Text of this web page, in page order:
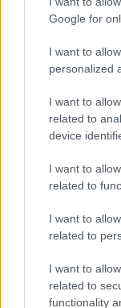
Google for
I want to
personalized
I want to
related to
device
I want to
related to
I want to
related to
I want to
related to
functionality